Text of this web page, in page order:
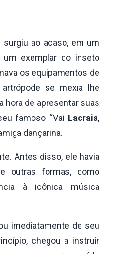
surgiu ao acaso, em um
um exemplar do inseto
os equipamentos de
se mexia lhe
hora de apresentar suas
famoso “Vai Lacraia,
dançarina.
Antes disso, ele havia
outras formas, como
à icônica música
imediatamente de seu
chegou a instruir